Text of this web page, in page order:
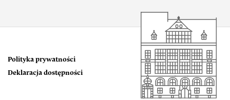
Polityka prywatności
Deklaracja dostępności